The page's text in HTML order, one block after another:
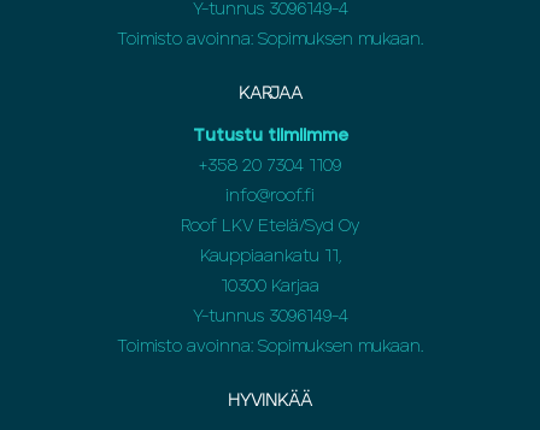
Y-tunnus 3096149-4
Toimisto avoinna: Sopimuksen mukaan.
KARJAA
Tutustu tiimiimme
+358 20 7304 1109
info@roof.fi
Roof LKV Etelä/Syd Oy
Kauppiaankatu 11,
10300 Karjaa
Y-tunnus 3096149-4
Toimisto avoinna: Sopimuksen mukaan.
HYVINKÄÄ